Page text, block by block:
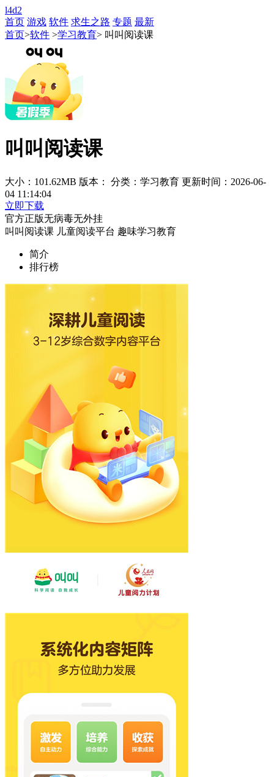
l4d2
首页 游戏 软件 求生之路 专题 最新
首页>软件 >学习教育> 叫叫阅读课
叫叫阅读课
大小：101.62MB 版本： 分类：学习教育 更新时间：2026-06-
04 11:14:04
立即下载
官方正版无病毒无外挂
叫叫阅读课 儿童阅读平台 趣味学习教育
简介
排行榜